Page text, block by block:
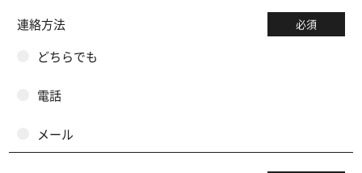
連絡方法 必須
どちらでも
電話
メール